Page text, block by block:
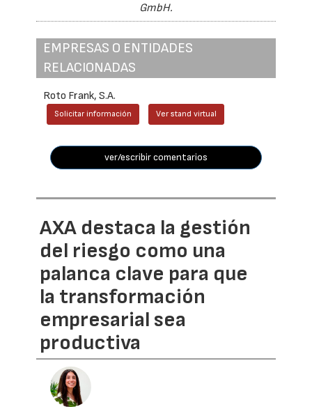
GmbH.
EMPRESAS O ENTIDADES
RELACIONADAS
Roto Frank, S.A.
Solicitar información Ver stand virtual
ver/escribir comentarios
AXA destaca la gestión
del riesgo como una
palanca clave para que
la transformación
empresarial sea
productiva